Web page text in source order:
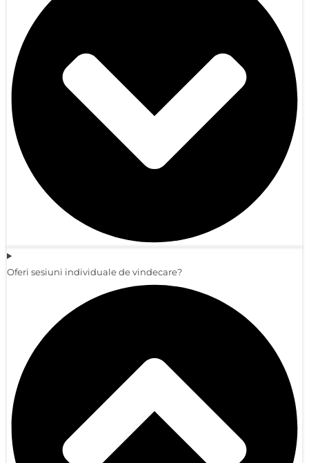
Oferi sesiuni individuale de vindecare?